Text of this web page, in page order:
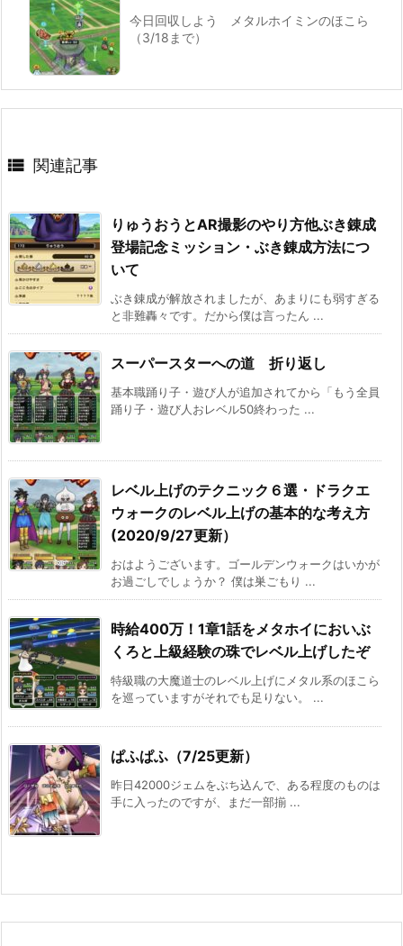
今日回収しよう メタルホイミンのほこら
（3/18まで）
 関連記事
りゅうおうとAR撮影のやり方他ぶき錬成
登場記念ミッション・ぶき錬成方法につ
いて
ぶき錬成が解放されましたが、あまりにも弱すぎる
と非難轟々です。だから僕は言ったん ...
スーパースターへの道 折り返し
基本職踊り子・遊び人が追加されてから「もう全員
踊り子・遊び人おレベル50終わった ...
レベル上げのテクニック６選・ドラクエ
ウォークのレベル上げの基本的な考え方
(2020/9/27更新）
おはようございます。ゴールデンウォークはいかが
お過ごしでしょうか？ 僕は巣ごもり ...
時給400万！1章1話をメタホイにおいぶ
くろと上級経験の珠でレベル上げしたぞ
特級職の大魔道士のレベル上げにメタル系のほこら
を巡っていますがそれでも足りない。 ...
ぱふぱふ（7/25更新）
昨日42000ジェムをぶち込んで、ある程度のものは
手に入ったのですが、まだ一部揃 ...